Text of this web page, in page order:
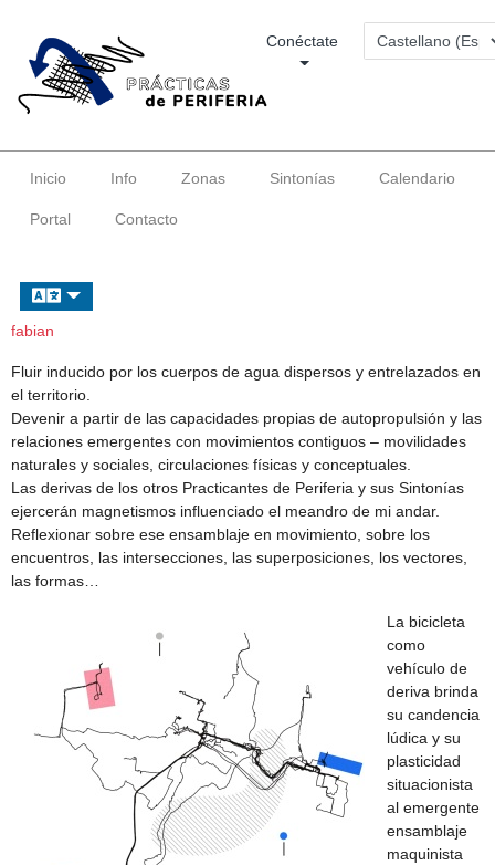
Conéctate
Inicio Info Zonas Sintonías Calendario
Portal Contacto
fabian
Fluir inducido por los cuerpos de agua dispersos y entrelazados en
el territorio.
Devenir a partir de las capacidades propias de autopropulsión y las
relaciones emergentes con movimientos contiguos – movilidades
naturales y sociales, circulaciones físicas y conceptuales.
Las derivas de los otros Practicantes de Periferia y sus Sintonías
ejercerán magnetismos influenciado el meandro de mi andar.
Reflexionar sobre ese ensamblaje en movimiento, sobre los
encuentros, las intersecciones, las superposiciones, los vectores,
las formas…
La bicicleta
como
vehículo de
deriva brinda
su candencia
lúdica y su
plasticidad
situacionista
al emergente
ensamblaje
maquinista